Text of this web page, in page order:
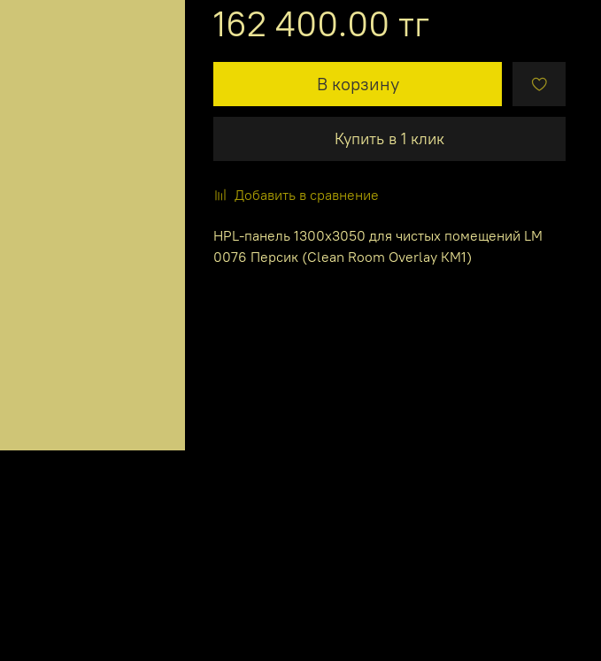
162 400.00 тг
В корзину
Купить в 1 клик
Добавить в сравнение
HPL-панель 1300х3050 для чистых помещений LM
0076 Персик (Clean Room Overlay КМ1)